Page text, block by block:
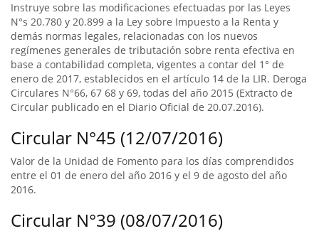
Instruye sobre las modificaciones efectuadas por las Leyes
N°s 20.780 y 20.899 a la Ley sobre Impuesto a la Renta y
demás normas legales, relacionadas con los nuevos
regímenes generales de tributación sobre renta efectiva en
base a contabilidad completa, vigentes a contar del 1° de
enero de 2017, establecidos en el artículo 14 de la LIR. Deroga
Circulares N°66, 67 68 y 69, todas del año 2015 (Extracto de
Circular publicado en el Diario Oficial de 20.07.2016).
Circular N°45 (12/07/2016)
Valor de la Unidad de Fomento para los días comprendidos
entre el 01 de enero del año 2016 y el 9 de agosto del año
2016.
Circular N°39 (08/07/2016)